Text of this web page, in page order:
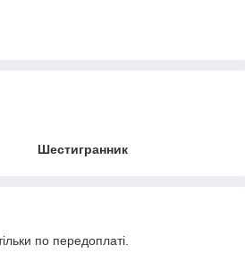
Шестигранник
по передоплаті.